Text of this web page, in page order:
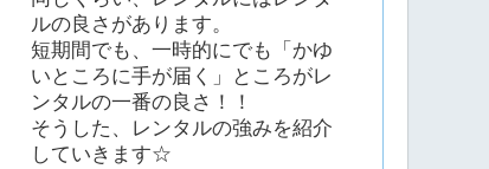
ルの良さがあります。
短期間でも、一時的にでも「かゆ
いところに手が届く」ところがレ
ンタルの一番の良さ！！
そうした、レンタルの強みを紹介
していきます☆